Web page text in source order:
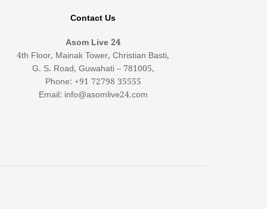
Contact Us
Asom Live 24
4th Floor, Mainak Tower, Christian Basti,
G. S. Road, Guwahati – 781005,
Phone: +91 72798 35555
Email: info@asomlive24.com